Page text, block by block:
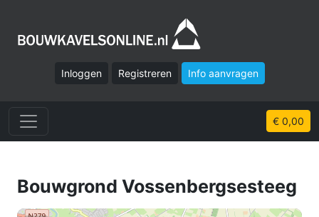
Inloggen Registreren Info aanvragen
€ 0,00
Bouwgrond Vossenbergsesteeg